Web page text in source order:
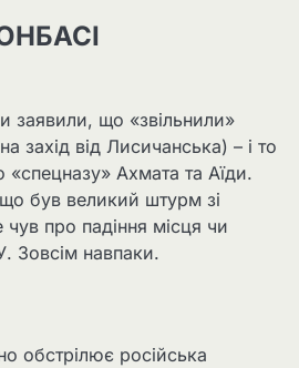
заявили, що «звільнили»
захід від Лисичанська) – і то
Ахмата та Аїди.
був великий штурм зі
чув про падіння місця чи
Зовсім навпаки.
обстрілює російська